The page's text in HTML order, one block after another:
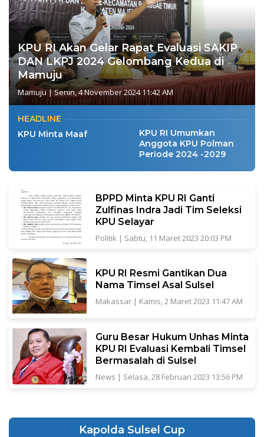
KPU RI Akan Gelar Rapat Evaluasi SAKIP
DAN LKPJ 2024 Gelombang Kedua di
Mamuju
Mamuju|Senin, 4 November 2024 11:42 AM
HEADLINE
KPU Minta Maaf
KPU RI Umumkan
Anggota KPU Polman
Periode 2024 -2029
BPPD Minta KPU RI Ganti
Zulfinas Indra Jadi Tim Seleksi
KPU Selayar
Politik | Sabtu, 11 Maret 2023 20:03 PM
KPU RI Resmi Gantikan Dua
Nama Timsel Asal Sulsel
Makassar| Kamis, 2 Maret 2023 11:47 AM
Guru Besar Hukum Unhas Minta
KPU RI Evaluasi Kembali Timsel
Bermasalah di Sulsel
News | Selasa, 28 Februari 2023 13:56 PM
Kapolda Sulsel Cup